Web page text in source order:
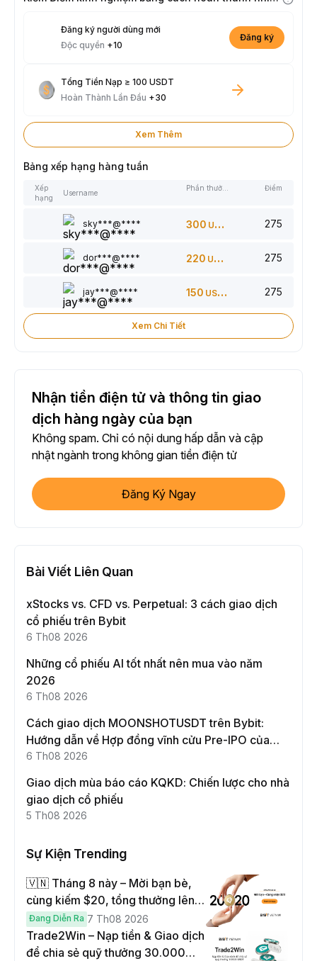
Đăng ký người dùng mới
Độc quyền +10
Đăng ký
Tổng Tiền Nạp ≥ 100 USDT
Hoàn Thành Lần Đầu +30
Xem Thêm
Bảng xếp hạng hàng tuần
Xếp
hạng
Username
Phần thưởng Điểm
sky***@**** 300 USDT 275
dor***@**** 220 USDT 275
jay***@**** 150 USDT 275
Xem Chi Tiết
Nhận tiền điện tử và thông tin giao
dịch hàng ngày của bạn
Không spam. Chỉ có nội dung hấp dẫn và cập
nhật ngành trong không gian tiền điện tử
Đăng Ký Ngay
Bài Viết Liên Quan
xStocks vs. CFD vs. Perpetual: 3 cách giao dịch
cổ phiếu trên Bybit
6 Th08 2026
Những cổ phiếu AI tốt nhất nên mua vào năm
2026
6 Th08 2026
Cách giao dịch MOONSHOTUSDT trên Bybit:
Hướng dẫn về Hợp đồng vĩnh cửu Pre-IPO của
Moonshot AI
6 Th08 2026
Giao dịch mùa báo cáo KQKD: Chiến lược cho nhà
giao dịch cổ phiếu
5 Th08 2026
Sự Kiện Trending
🇻🇳 Tháng 8 này – Mời bạn bè,
cùng kiếm $20, tổng thưởng lên
đến $1,000
Đang Diễn Ra 7 Th08 2026
Trade2Win – Nạp tiền & Giao dịch
để chia sẻ quỹ thưởng 30.000